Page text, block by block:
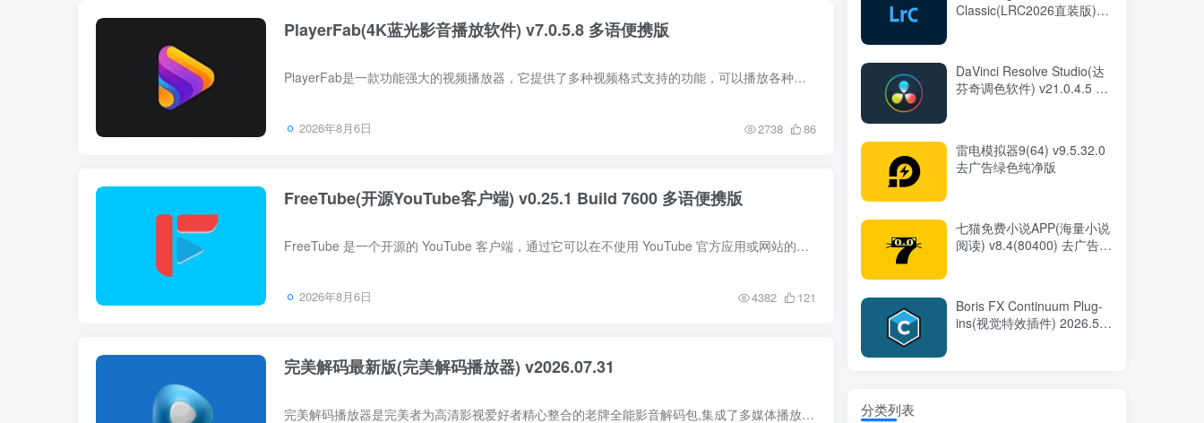
PlayerFab(4K蓝光影音播放软件) v7.0.5.8 多语便携版
PlayerFab是一款功能强大的视频播放器，它提供了多种视频格式支持的功能，可以播放各种高清视频文件，包括但不限于AVI、MPEG、WMV、MP4等格式。同时，它还具备BDAV、BDMV、ISO三种蓝光光盘格式...
2026年8月6日 2738 86
FreeTube(开源YouTube客户端) v0.25.1 Build 7600 多语便携版
FreeTube 是一个开源的 YouTube 客户端，通过它可以在不使用 YouTube 官方应用或网站的情况下，浏览和观看 YouTube 视频。 软件功能 视频浏览：用户可以通过 FreeTube 浏览 YouTube...
2026年8月6日 4382 121
完美解码最新版(完美解码播放器) v2026.07.31
完美解码播放器是完美者为高清影视爱好者精心整合的老牌全能影音解码包,集成了多媒体播放器PotPlayer,MPC-BE,分离器解码器套件LAV Filters,高画质渲染器MADVR,能够软硬编解码所有音视频,支持中...
Classic(LRC2026直装版)
DaVinci Resolve Studio(达
芬奇调色软件) v21.0.4.5 中
雷电模拟器9(64) v9.5.32.0
去广告绿色纯净版
七猫免费小说APP(海量小说
阅读) v8.4(80400) 去广告修
Boris FX Continuum Plug-
ins(视觉特效插件) 2026.5
分类列表